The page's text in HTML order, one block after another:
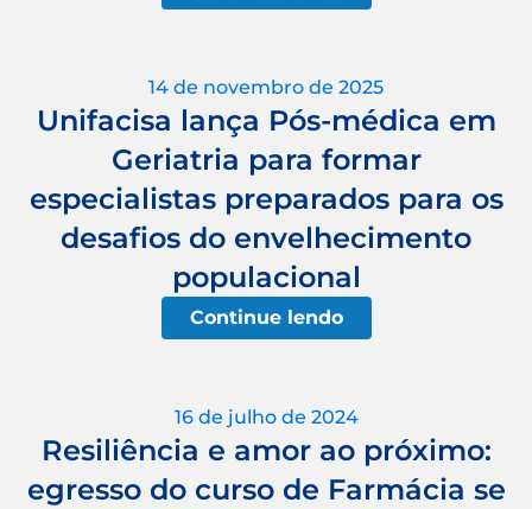
14 de novembro de 2025
Unifacisa lança Pós-médica em
Geriatria para formar
especialistas preparados para os
desafios do envelhecimento
populacional
Continue lendo
16 de julho de 2024
Resiliência e amor ao próximo:
egresso do curso de Farmácia se